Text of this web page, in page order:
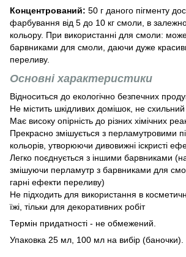
Концентрований: 50 г даного пігменту
фарбування від 5 до 10 кг смоли, в
кольору. При використанні для смоли:
барвниками для смоли, даючи дуже
переливу.
Основні характеристики
Відноситься до екологічно безпечних
Не містить шкідливих домішок, не схильний
Має високу опірність до різних хімічних
Прекрасно змішується з перламутровими
кольорів, утворюючи дивовижні іскристі
Легко поєднується з іншими барвниками
змішуючи перламутр з барвниками для
гарні ефекти переливу)
Не підходить для використання в
їжі, тільки для декоративних робіт
Термін придатності - не обмежений.
Упаковка 25 мл, 100 мл на вибір (баночки).